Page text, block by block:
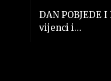
DAN POBJEDE
vijenci i…